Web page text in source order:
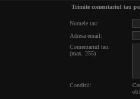
Trimite comentariul tau
Numele tau:
Adresa email:
Comentariul tau:
(max. 255)
Conditii: